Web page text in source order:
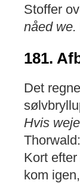
Stoffer
nåed we.
181.
Det
Hvis
Thorwald:
Kort
kom